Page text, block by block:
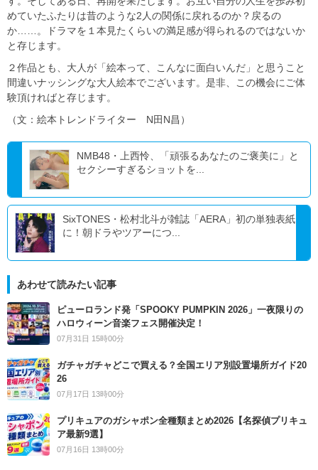
めていたふたりは昔のような2人の関係に戻れるのか？戻るの
か……。ドラマを１本見たくらいの満足感が得られるのではないか
と存じます。
２作品とも、大人が「絵本って、こんなに面白いんだ」と思うこと
間違いナッシングな大人絵本でございます。是非、この機会にご体
験頂ければと存じます。
（文：絵本トレンドライター N田N昌）
NMB48・上西怜、「頑張るあなたのご褒美に」と
セクシーすぎるショットを...
SixTONES・松村北斗が雑誌「AERA」初の単独表紙
に！朝ドラやツアーにつ...
あわせて読みたい記事
ピューロランド発「SPOOKY PUMPKIN 2026」一夜限りの
ハロウィーン音楽フェス開催決定！
07月31日 15時00分
ガチャガチャどこで買える？全国エリア別設置場所ガイド20
26
07月17日 13時00分
プリキュアのガシャポン全種類まとめ2026【名探偵プリキュ
ア最新9選】
07月16日 13時00分